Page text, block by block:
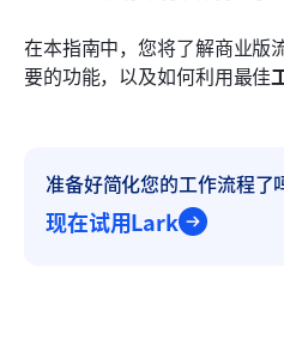
在本指南中，您将了解商业版
要的功能，以及如何利用最佳
准备好简化您的工作流程了
现在试用Lark